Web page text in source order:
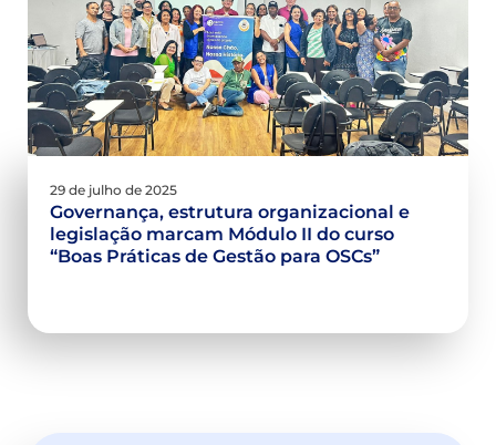
29 de julho de 2025
Governança, estrutura organizacional e
legislação marcam Módulo II do curso
“Boas Práticas de Gestão para OSCs”